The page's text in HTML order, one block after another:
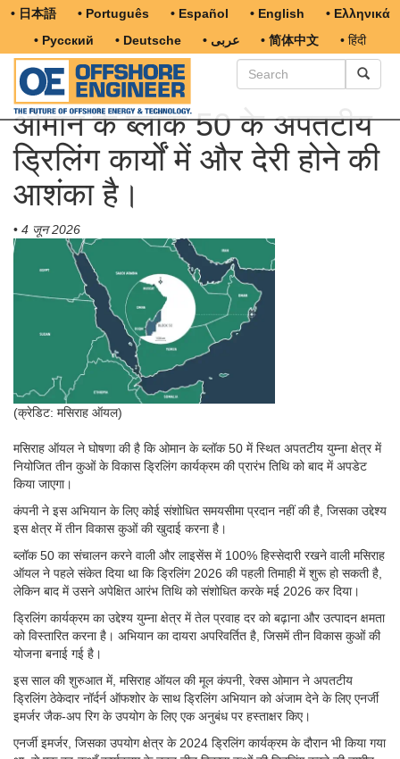
• 日本語 • Português • Español • English
• Ελληνικά
• Русский
• Deutsche • عربى • 简体中文 • हिंदी
ओमान के ब्लॉक 50 के अपतटीय
ड्रिलिंग कार्यों में और देरी होने की
आशंका है।
• 4 जून 2026
(क्रेडिट: मसिराह ऑयल)
मसिराह ऑयल ने घोषणा की है कि ओमान के ब्लॉक 50 में स्थित अपतटीय युम्ना क्षेत्र में
नियोजित तीन कुओं के विकास ड्रिलिंग कार्यक्रम की प्रारंभ तिथि को बाद में अपडेट
किया जाएगा।
कंपनी ने इस अभियान के लिए कोई संशोधित समयसीमा प्रदान नहीं की है, जिसका उद्देश्य
इस क्षेत्र में तीन विकास कुओं की खुदाई करना है।
ब्लॉक 50 का संचालन करने वाली और लाइसेंस में 100% हिस्सेदारी रखने वाली मसिराह
ऑयल ने पहले संकेत दिया था कि ड्रिलिंग 2026 की पहली तिमाही में शुरू हो सकती है,
लेकिन बाद में उसने अपेक्षित आरंभ तिथि को संशोधित करके मई 2026 कर दिया।
ड्रिलिंग कार्यक्रम का उद्देश्य युम्ना क्षेत्र में तेल प्रवाह दर को बढ़ाना और उत्पादन क्षमता
को विस्तारित करना है। अभियान का दायरा अपरिवर्तित है, जिसमें तीन विकास कुओं की
योजना बनाई गई है।
इस साल की शुरुआत में, मसिराह ऑयल की मूल कंपनी, रेक्स ओमान ने अपतटीय
ड्रिलिंग ठेकेदार नॉर्दर्न ऑफशोर के साथ ड्रिलिंग अभियान को अंजाम देने के लिए एनर्जी
इमर्जर जैक-अप रिग के उपयोग के लिए एक अनुबंध पर हस्ताक्षर किए।
एनर्जी इमर्जर, जिसका उपयोग क्षेत्र के 2024 ड्रिलिंग कार्यक्रम के दौरान भी किया गया